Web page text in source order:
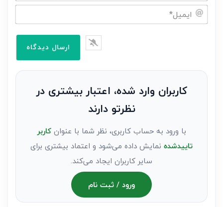
نام
خود
نظر
کاربران وارد شده، اعتبار بیشتری در
نظرتو دارند
با ورود به حساب کاربری، نظر شما با عنوانکاربر
تاییدشده نمایش داده می‌شود و اعتماد بیشتری برای
سایر کاربران ایجاد می‌کند.
ورود / ثبت نام